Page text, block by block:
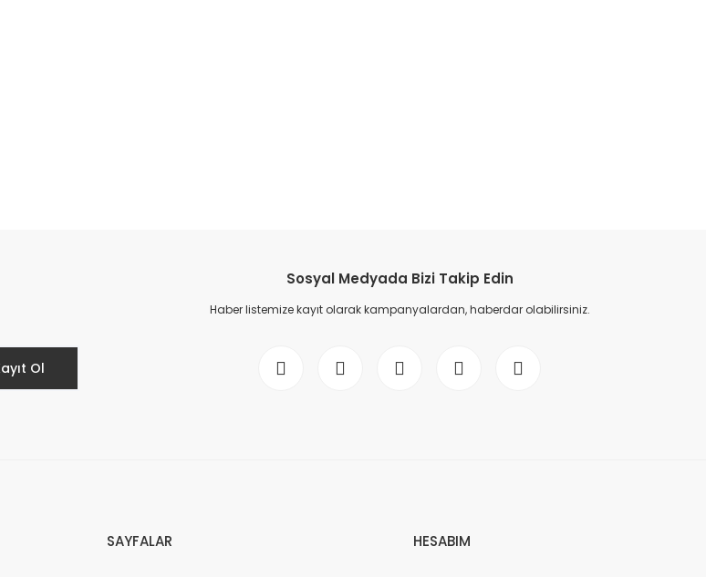
Ol
Sosyal Medyada Bizi Takip Edin
Haber listemize kayıt olarak kampanyalardan, haberdar olabilirsiniz.
SAYFALAR HESABIM